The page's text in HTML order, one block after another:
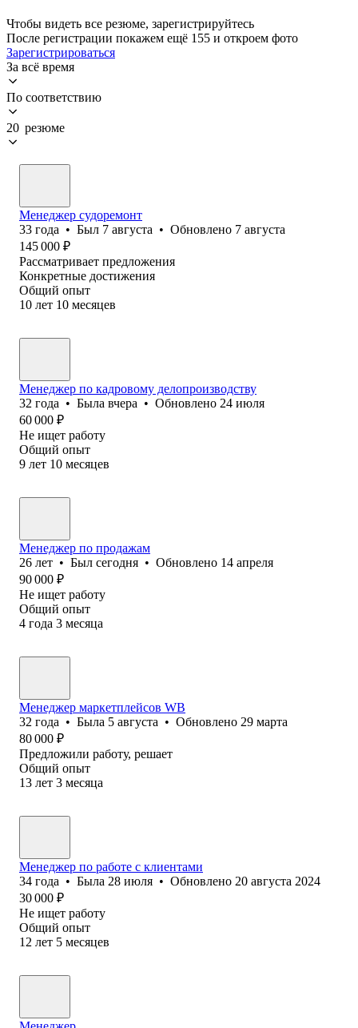
Чтобы видеть все резюме, зарегистрируйтесь
После регистрации покажем ещё 155 и откроем фото
Зарегистрироваться
За всё время
По соответствию
20 резюме
Менеджер судоремонт
33 года • Был 7 августа • Обновлено 7 августа
145 000 ₽
Рассматривает предложения
Конкретные достижения
Общий опыт
10 лет 10 месяцев
Менеджер по кадровому делопроизводству
32 года • Была вчера • Обновлено 24 июля
60 000 ₽
Не ищет работу
Общий опыт
9 лет 10 месяцев
Менеджер по продажам
26 лет • Был сегодня • Обновлено 14 апреля
90 000 ₽
Не ищет работу
Общий опыт
4 года 3 месяца
Менеджер маркетплейсов WB
32 года • Была 5 августа • Обновлено 29 марта
80 000 ₽
Предложили работу, решает
Общий опыт
13 лет 3 месяца
Менеджер по работе с клиентами
34 года • Была 28 июля • Обновлено 20 августа 2024
30 000 ₽
Не ищет работу
Общий опыт
12 лет 5 месяцев